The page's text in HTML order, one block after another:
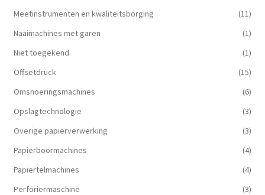
Meetinstrumenten en kwaliteitsborging
(11)
Naaimachines met garen
(1)
Niet toegekend
(1)
Offsetdruck
(15)
Omsnoeringsmachines
(6)
Opslagtechnologie
(3)
Overige papierverwerking
(3)
Papierboormachines
(4)
Papiertelmachines
(4)
Perforiermaschine
(3)